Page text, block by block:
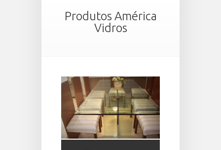
Produtos América
Vidros